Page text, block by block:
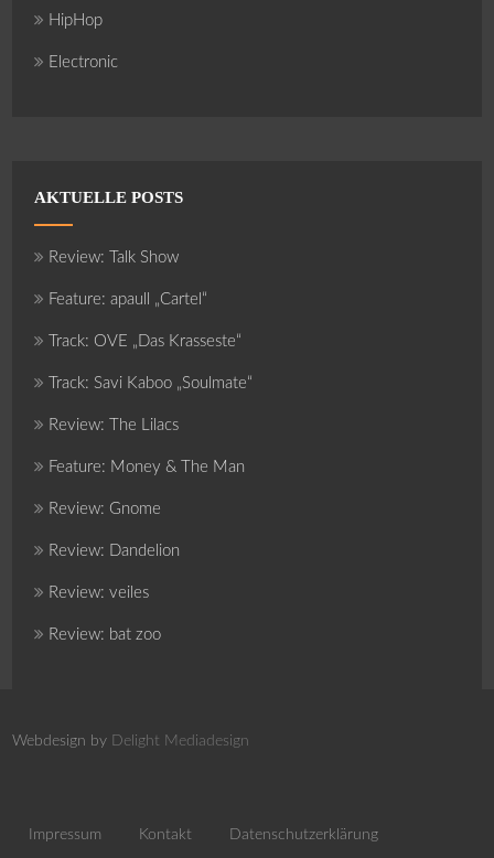
HipHop
Electronic
AKTUELLE POSTS
Review: Talk Show
Feature: apaull „Cartel“
Track: OVE „Das Krasseste“
Track: Savi Kaboo „Soulmate“
Review: The Lilacs
Feature: Money & The Man
Review: Gnome
Review: Dandelion
Review: veiles
Review: bat zoo
Webdesign by Delight Mediadesign
Impressum Kontakt Datenschutzerklärung